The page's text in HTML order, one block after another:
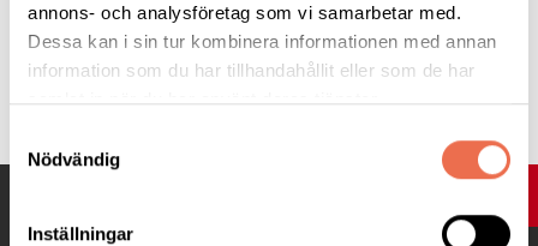
annons- och analysföretag som vi samarbetar med.
Dessa kan i sin tur kombinera informationen med annan
information som du har tillhandahållit eller som de har
samlat in när du har använt deras tjänster.
Nödvändig
Inställningar
Tipsa